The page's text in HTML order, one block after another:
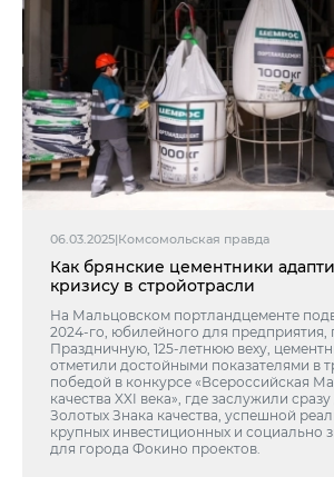
06.03.2025|Комсомольская правда
Как брянские цементники
кризису в стройотрасли
На Мальцовском портландцементе
2024-го, юбилейного для предприятия,
Праздничную, 125-летнюю веху,
отметили достойными показателями в
победой в конкурсе «Всероссийская
качества XXI века», где заслужили сразу
Золотых Знака качества, успешной
крупных инвестиционных и социально
для города Фокино проектов.